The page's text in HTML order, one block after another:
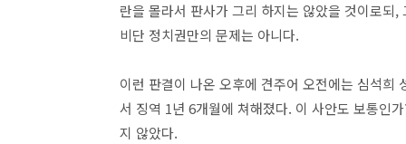
란을 몰라서 판사가 그리 하지는 않았을 것이로되
비단 정치권만의 문제는 아니다.
이런 판결이 나온 오후에 견주어 오전에는 심석희
서 징역 1년 6개월에 쳐해졌다. 이 사안도 보통인
지 않았다.